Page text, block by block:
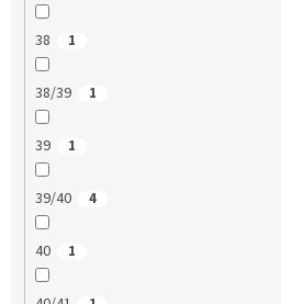
38 1
38/39 1
39 1
39/40 4
40 1